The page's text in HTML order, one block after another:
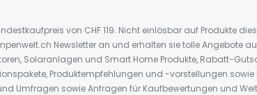
von CHF 119. Nicht einlösbar auf Produkte
Newsletter an und erhalten sie tolle Angebote
Solaranlagen und Smart Home Produkte, Rabatt-
Produktempfehlungen und -vorstellungen
Umfragen sowie Anfragen für Kaufbewertungen und